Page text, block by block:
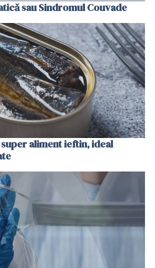
sau Sindromul Couvade
aliment ieftin, ideal